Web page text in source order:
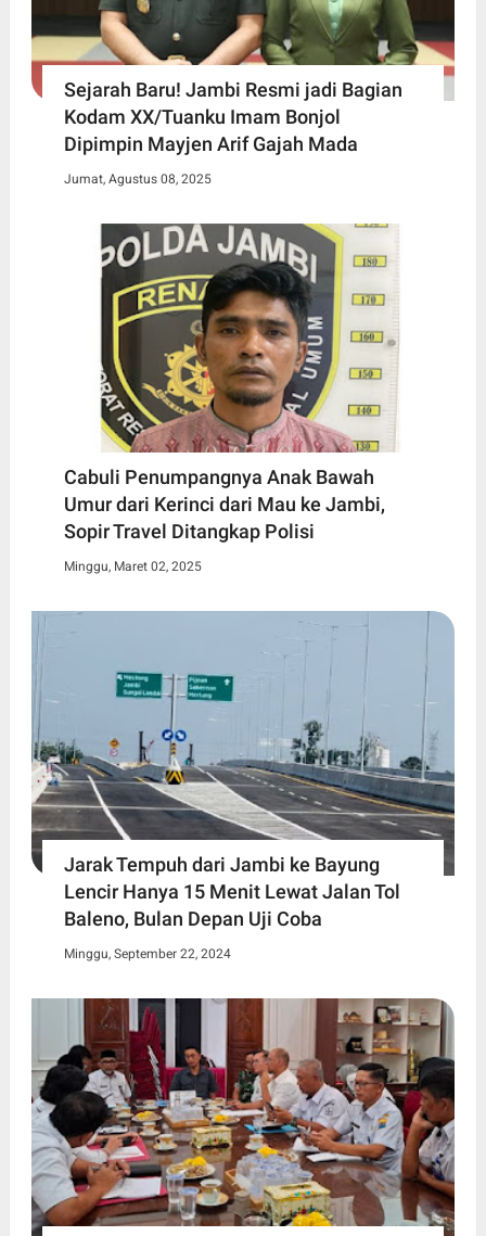
Sejarah Baru! Jambi Resmi jadi Bagian
Kodam XX/Tuanku Imam Bonjol
Dipimpin Mayjen Arif Gajah Mada
Jumat, Agustus 08, 2025
Cabuli Penumpangnya Anak Bawah
Umur dari Kerinci dari Mau ke Jambi,
Sopir Travel Ditangkap Polisi
Minggu, Maret 02, 2025
Jarak Tempuh dari Jambi ke Bayung
Lencir Hanya 15 Menit Lewat Jalan Tol
Baleno, Bulan Depan Uji Coba
Minggu, September 22, 2024